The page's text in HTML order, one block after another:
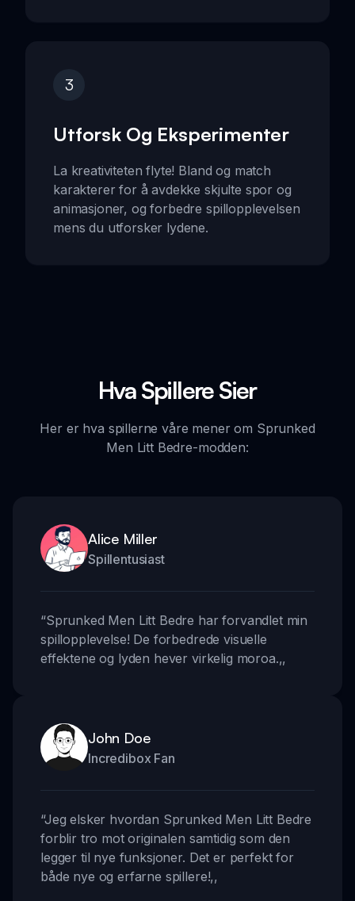
3
Utforsk Og Eksperimenter
La kreativiteten flyte! Bland og match
karakterer for å avdekke skjulte spor og
animasjoner, og forbedre spillopplevelsen
mens du utforsker lydene.
Hva Spillere Sier
Her er hva spillerne våre mener om Sprunked
Men Litt Bedre-modden:
Alice Miller
Spillentusiast
“Sprunked Men Litt Bedre har forvandlet min
spillopplevelse! De forbedrede visuelle
effektene og lyden hever virkelig moroa.,,
John Doe
Incredibox Fan
“Jeg elsker hvordan Sprunked Men Litt Bedre
forblir tro mot originalen samtidig som den
legger til nye funksjoner. Det er perfekt for
både nye og erfarne spillere!,,